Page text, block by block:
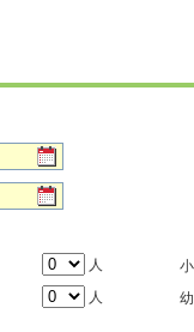
人
人